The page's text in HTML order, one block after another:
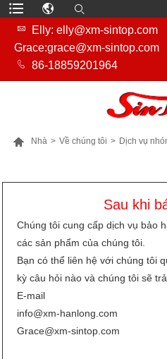

Elly: elly@xm-sintop.com
Grace:grace@xm-sintop.com
 86-18859201964
 Nhà > Về chúng tôi > Dịch vụ
Sau khi
Chúng tôi cung cấp dịch vụ bảo
các sản phẩm của chúng tôi.
Bạn có thể liên hệ với chúng tôi
kỳ câu hỏi nào và chúng tôi sẽ
E-mail
info@xm-hanlong.com
Grace@xm-sintop.com